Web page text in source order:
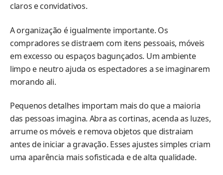
claros e convidativos.
A organização é igualmente importante. Os
compradores se distraem com itens pessoais, móveis
em excesso ou espaços bagunçados. Um ambiente
limpo e neutro ajuda os espectadores a se imaginarem
morando ali.
Pequenos detalhes importam mais do que a maioria
das pessoas imagina. Abra as cortinas, acenda as luzes,
arrume os móveis e remova objetos que distraiam
antes de iniciar a gravação. Esses ajustes simples criam
uma aparência mais sofisticada e de alta qualidade.